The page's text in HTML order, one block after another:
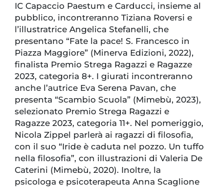
IC Capaccio Paestum e Carducci, insieme al
pubblico, incontreranno Tiziana Roversi e
l’illustratrice Angelica Stefanelli, che
presentano “Fate la pace! S. Francesco in
Piazza Maggiore” (Minerva Edizioni, 2022),
finalista Premio Strega Ragazzi e Ragazze
2023, categoria 8+. I giurati incontreranno
anche l’autrice Eva Serena Pavan, che
presenta “Scambio Scuola” (Mimebù, 2023),
selezionato Premio Strega Ragazzi e
Ragazze 2023, categoria 11+. Nel pomeriggio,
Nicola Zippel parlerà ai ragazzi di filosofia,
con il suo “Iride è caduta nel pozzo. Un tuffo
nella filosofia”, con illustrazioni di Valeria De
Caterini (Mimebù, 2020). Inoltre, la
psicologa e psicoterapeuta Anna Scaglione